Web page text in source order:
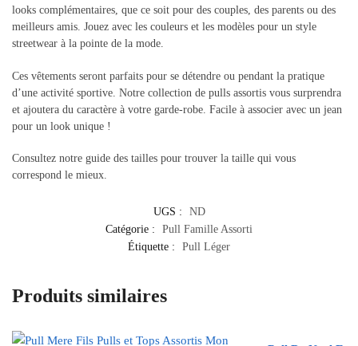
looks complémentaires, que ce soit pour des couples, des parents ou des
meilleurs amis. Jouez avec les couleurs et les modèles pour un style
streetwear à la pointe de la mode.
Ces vêtements seront parfaits pour se détendre ou pendant la pratique
d’une activité sportive. Notre collection de pulls assortis vous surprendra
et ajoutera du caractère à votre garde-robe. Facile à associer avec un jean
pour un look unique !
Consultez notre guide des tailles pour trouver la taille qui vous
correspond le mieux.
UGS :
ND
Catégorie :
Pull Famille Assorti
Étiquette :
Pull Léger
Produits similaires